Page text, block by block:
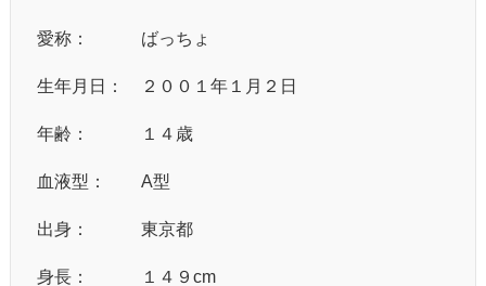
愛称： ばっちょ
生年月日： ２００１年１月２日
年齢： １４歳
血液型： A型
出身： 東京都
身長： １４９cm